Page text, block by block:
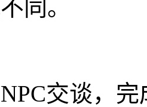
同。
交谈，